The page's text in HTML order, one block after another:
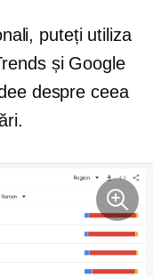
puteți utiliza
și Google
despre ceea